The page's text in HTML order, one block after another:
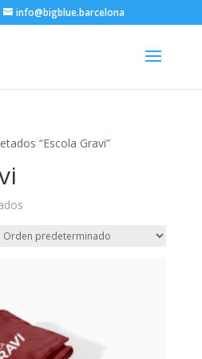
info@bigblue.barcelona
“Escola Gravi”